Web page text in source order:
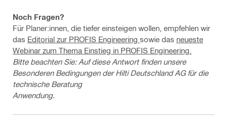
Noch Fragen?
Für Planer:innen, die tiefer einsteigen wollen, empfehlen wir
das Editorial zur PROFIS Engineering sowie das neueste
Webinar zum Thema Einstieg in PROFIS Engineering.
Bitte beachten Sie: Auf diese Antwort finden unsere
Besonderen Bedingungen der Hilti Deutschland AG für die
technische Beratung
Anwendung.